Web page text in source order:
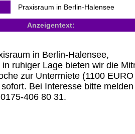
Praxisraum in Berlin-Halensee
Anzeigentext:
in Berlin-Halensee,
ruhiger Lage bieten wir die
zur Untermiete (1100 EURO
Bei Interesse bitte
406 80 31.